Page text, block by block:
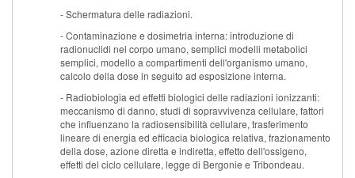
- Schermatura delle radiazioni.
- Contaminazione e dosimetria interna: introduzione di
radionuclidi nel corpo umano, semplici modelli metabolici
semplici, modello a compartimenti dell'organismo umano,
calcolo della dose in seguito ad esposizione interna.
- Radiobiologia ed effetti biologici delle radiazioni ionizzanti:
meccanismo di danno, studi di sopravvivenza cellulare, fattori
che influenzano la radiosensibilità cellulare, trasferimento
lineare di energia ed efficacia biologica relativa, frazionamento
della dose, azione diretta e indiretta, effetto dell'ossigeno,
effetti del ciclo cellulare, legge di Bergonie e Tribondeau.